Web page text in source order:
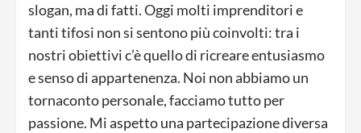
slogan, ma di fatti. Oggi molti imprenditori e
tanti tifosi non si sentono più coinvolti: tra i
nostri obiettivi c’è quello di ricreare entusiasmo
e senso di appartenenza. Noi non abbiamo un
tornaconto personale, facciamo tutto per
passione. Mi aspetto una partecipazione diversa